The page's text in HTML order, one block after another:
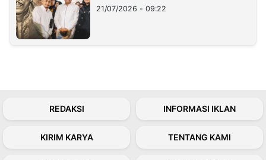
21/07/2026 - 09:22
REDAKSI INFORMASI IKLAN
KIRIM KARYA TENTANG KAMI